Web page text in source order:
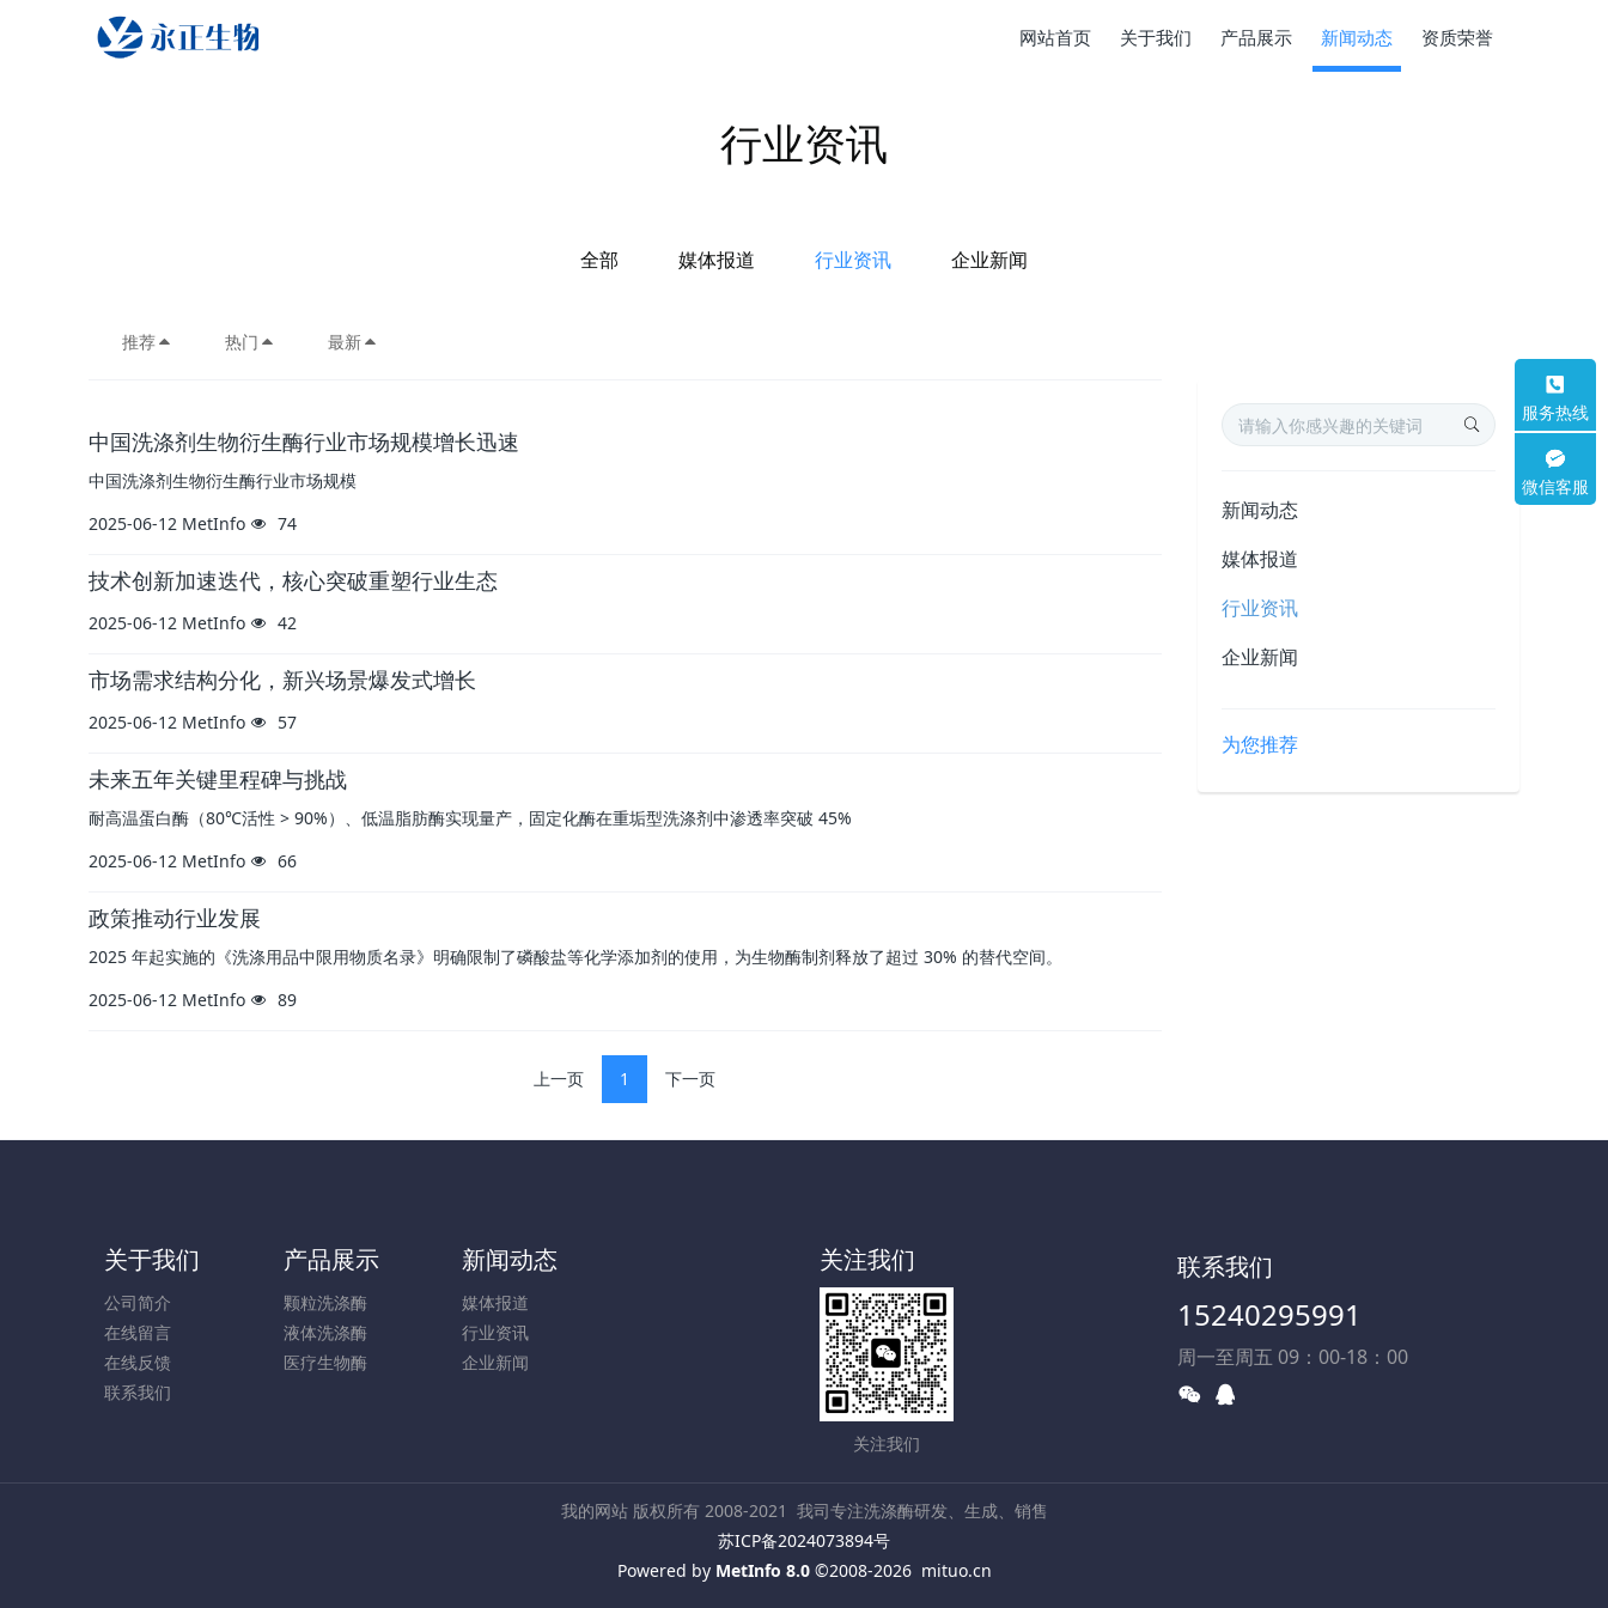
网站首页 关于我们 产品展示 新闻动态 资质荣誉
行业资讯
全部 媒体报道 行业资讯 企业新闻
推荐 热门 最新
中国洗涤剂生物衍生酶行业市场规模增长迅速
中国洗涤剂生物衍生酶行业市场规模
2025-06-12 MetInfo 74
技术创新加速迭代，核心突破重塑行业生态
2025-06-12 MetInfo 42
市场需求结构分化，新兴场景爆发式增长
2025-06-12 MetInfo 57
未来五年关键里程碑与挑战
耐高温蛋白酶（80℃活性 > 90%）、低温脂肪酶实现量产，固定化酶在重垢型洗涤剂中渗透率突破 45%
2025-06-12 MetInfo 66
政策推动行业发展
2025 年起实施的《洗涤用品中限用物质名录》明确限制了磷酸盐等化学添加剂的使用，为生物酶制剂释放了超过 30% 的替代空间。
2025-06-12 MetInfo 89
上一页 1 下一页
新闻动态
媒体报道
行业资讯
企业新闻
为您推荐
关于我们
公司简介
在线留言
在线反馈
联系我们
产品展示
颗粒洗涤酶
液体洗涤酶
医疗生物酶
新闻动态
媒体报道
行业资讯
企业新闻
关注我们
关注我们
联系我们
15240295991
周一至周五 09：00-18：00
我的网站 版权所有 2008-2021 我司专注洗涤酶研发、生成、销售
苏ICP备2024073894号
Powered by MetInfo 8.0©2008-2026 mituo.cn
服务热线
微信客服